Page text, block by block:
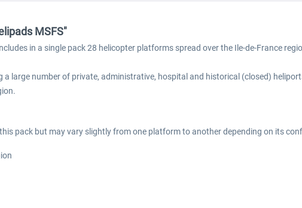
MSFS"
in a single pack 28 helicopter platforms spread over the Ile-de-France
large number of private, administrative, hospital and historical (closed)
pack but may vary slightly from one platform to another depending on its